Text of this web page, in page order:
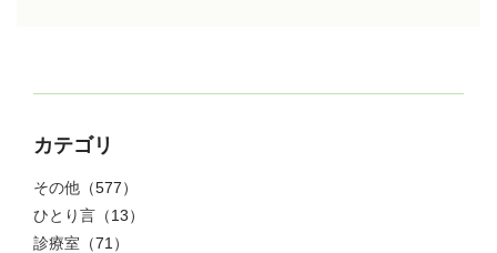
カテゴリ
その他 （577）
ひとり言 （13）
診療室 （71）